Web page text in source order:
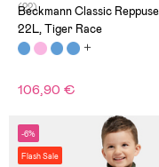
(22)
Beckmann Classic
22L, Tiger Race
106,90 €
-6%
Flash Sale